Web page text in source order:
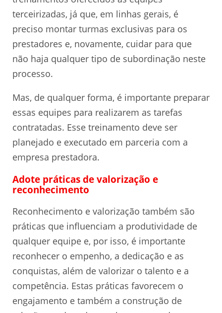
terceirizadas, já que, em linhas gerais, é
preciso montar turmas exclusivas para os
prestadores e, novamente, cuidar para que
não haja qualquer tipo de subordinação neste
processo.
Mas, de qualquer forma, é importante preparar
essas equipes para realizarem as tarefas
contratadas. Esse treinamento deve ser
planejado e executado em parceria com a
empresa prestadora.
Adote práticas de valorização e
reconhecimento
Reconhecimento e valorização também são
práticas que influenciam a produtividade de
qualquer equipe e, por isso, é importante
reconhecer o empenho, a dedicação e as
conquistas, além de valorizar o talento e a
competência. Estas práticas favorecem o
engajamento e também a construção de